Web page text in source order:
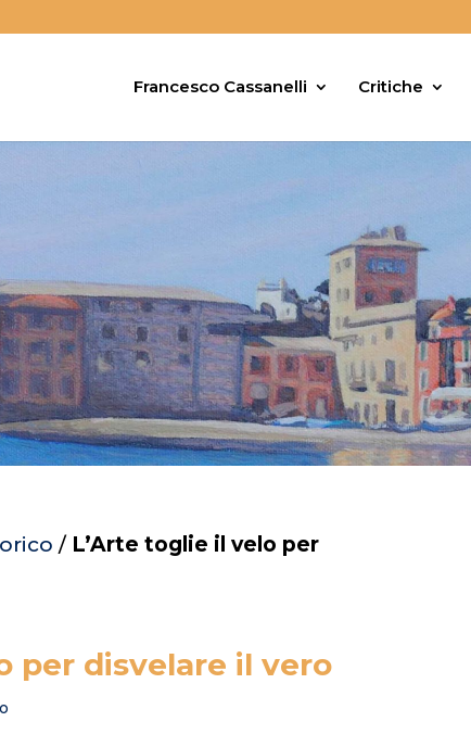
Francesco Cassanelli Critiche
/ L’Arte toglie il velo per
per disvelare il vero